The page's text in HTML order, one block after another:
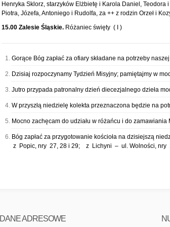
Henryka Sklorz, starzyków Elżbietę i Karola Daniel, Teodora
Piotra, Józefa, Antoniego i Rudolfa, za ++ z rodzin Orzeł i
15.00 Zalesie Śląskie. Różaniec święty ( I )
Gorące Bóg zapłać za ofiary składane na potrzeby
Dzisiaj rozpoczynamy Tydzień Misyjny; pamiętajmy w
Jutro przypada patronalny dzień diecezjalnego dzieła
W przyszłą niedzielę kolekta przeznaczona będzie na
Mocno zachęcam do udziału w różańcu i do
Bóg zapłać za przygotowanie kościoła na dzisiejszą
z Popic, nry 27, 28 i 29; z Lichyni – ul. Wolności, nry
DANE ADRESOWE